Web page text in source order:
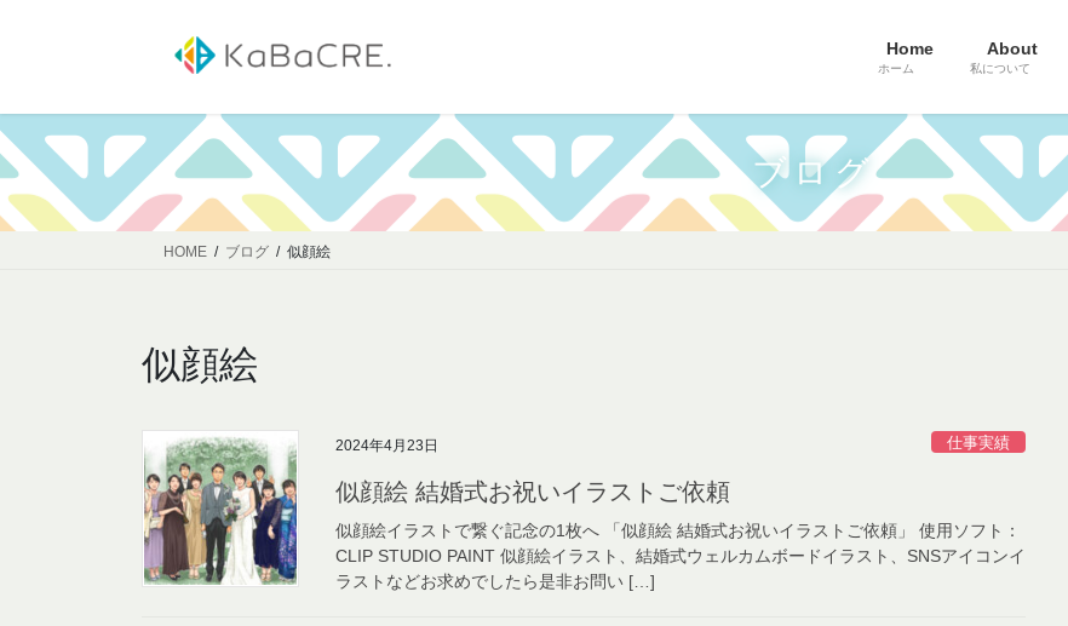
ツ
へ
キ
シ
ョ
に
Home
ホーム
About
私について
ブログ
HOME ブログ 似顔絵
似顔絵
2024年4月23日 仕事実績
似顔絵 結婚式お祝いイラストご依頼
似顔絵イラストで繋ぐ記念の1枚へ 「似顔絵 結婚式お祝いイラストご依頼」 使用ソフト：
CLIP STUDIO PAINT 似顔絵イラスト、結婚式ウェルカムボードイラスト、SNSアイコンイ
ラストなどお求めでしたら是非お問い […]